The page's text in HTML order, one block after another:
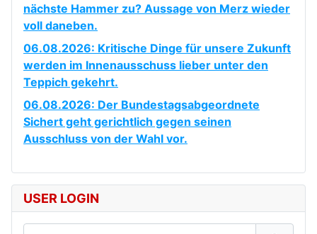
nächste Hammer zu? Aussage von Merz wieder
voll daneben.
06.08.2026: Kritische Dinge für unsere Zukunft
werden im Innenausschuss lieber unter den
Teppich gekehrt.
06.08.2026: Der Bundestagsabgeordnete
Sichert geht gerichtlich gegen seinen
Ausschluss von der Wahl vor.
USER LOGIN